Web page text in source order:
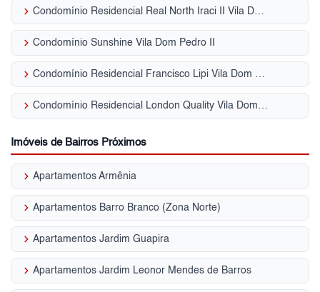
keyboard_arrow_right Condomínio Residencial Real North Iraci II Vila Dom Pedro II
keyboard_arrow_right Condomínio Sunshine Vila Dom Pedro II
keyboard_arrow_right Condomínio Residencial Francisco Lipi Vila Dom Pedro II
keyboard_arrow_right Condomínio Residencial London Quality Vila Dom Pedro II
Imóveis de Bairros Próximos
keyboard_arrow_right Apartamentos Armênia
keyboard_arrow_right Apartamentos Barro Branco (Zona Norte)
keyboard_arrow_right Apartamentos Jardim Guapira
keyboard_arrow_right Apartamentos Jardim Leonor Mendes de Barros